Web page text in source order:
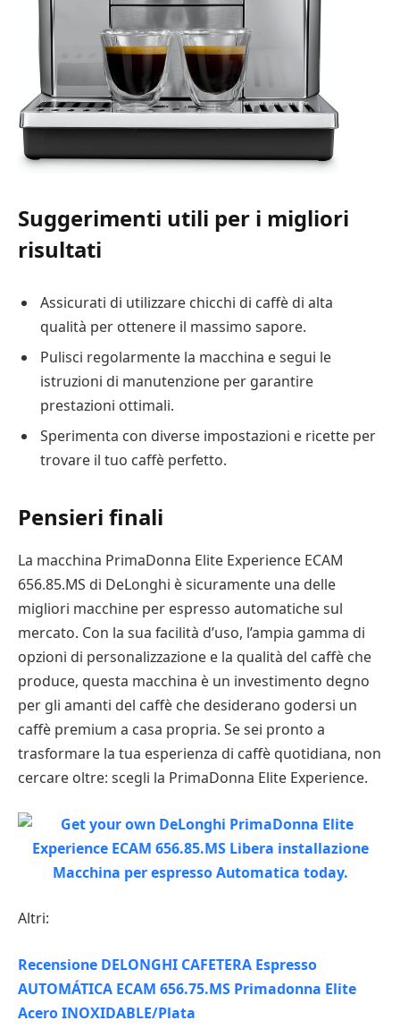
Suggerimenti utili per i migliori
risultati
Assicurati di utilizzare chicchi di caffè di alta
qualità per ottenere il massimo sapore.
Pulisci regolarmente la macchina e segui le
istruzioni di manutenzione per garantire
prestazioni ottimali.
Sperimenta con diverse impostazioni e ricette per
trovare il tuo caffè perfetto.
Pensieri finali
La macchina PrimaDonna Elite Experience ECAM
656.85.MS di DeLonghi è sicuramente una delle
migliori macchine per espresso automatiche sul
mercato. Con la sua facilità d’uso, l’ampia gamma di
opzioni di personalizzazione e la qualità del caffè che
produce, questa macchina è un investimento degno
per gli amanti del caffè che desiderano godersi un
caffè premium a casa propria. Se sei pronto a
trasformare la tua esperienza di caffè quotidiana, non
cercare oltre: scegli la PrimaDonna Elite Experience.
Altri:
Recensione DELONGHI CAFETERA Espresso
AUTOMÁTICA ECAM 656.75.MS Primadonna Elite
Acero INOXIDABLE/Plata